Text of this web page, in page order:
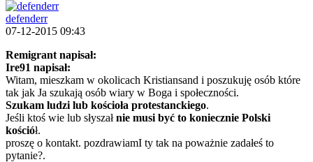
defenderr
07-12-2015 09:43
Remigrant napisał:
Ire91 napisał:
Witam, mieszkam w okolicach Kristiansand i poszukuję osób które
tak jak Ja szukają osób wiary w Boga i społeczności.
Szukam ludzi lub kościoła protestanckiego.
Jeśli ktoś wie lub słyszałnie musi być to koniecznie Polski
kościół.
proszę o kontakt. pozdrawiamI ty tak na poważnie zadałeś to
pytanie?.